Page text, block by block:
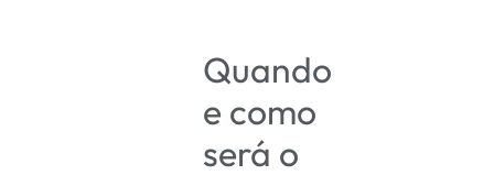
Quando
e como
será o